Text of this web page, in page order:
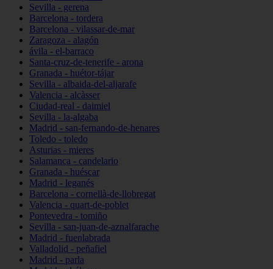
Sevilla - gerena
Barcelona - tordera
Barcelona - vilassar-de-mar
Zaragoza - alagón
ávila - el-barraco
Santa-cruz-de-tenerife - arona
Granada - huétor-tájar
Sevilla - albaida-del-aljarafe
Valencia - alcàsser
Ciudad-real - daimiel
Sevilla - la-algaba
Madrid - san-fernando-de-henares
Toledo - toledo
Asturias - mieres
Salamanca - candelario
Granada - huéscar
Madrid - leganés
Barcelona - cornellà-de-llobregat
Valencia - quart-de-poblet
Pontevedra - tomiño
Sevilla - san-juan-de-aznalfarache
Madrid - fuenlabrada
Valladolid - peñafiel
Madrid - parla